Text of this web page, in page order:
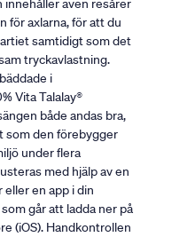
innehåller även resårer
för axlarna, för att du
samtidigt som det
tryckavlastning.
i
Vita Talalay®
både andas bra,
som den förebygger
under flera
med hjälp av en
en app i din
går att ladda ner på
(iOS). Handkontrollen